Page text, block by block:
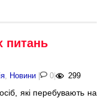
питань
Новини | 0| 299
які перебувають на